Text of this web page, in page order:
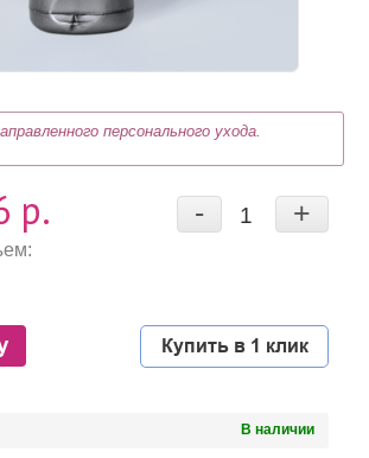
персонального ухода.
р. - +
Купить в 1 клик
В наличии